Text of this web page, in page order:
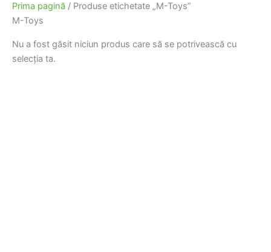
Prima pagină / Produse etichetate „M-Toys”
M-Toys
Nu a fost găsit niciun produs care să se potrivească cu
selecția ta.